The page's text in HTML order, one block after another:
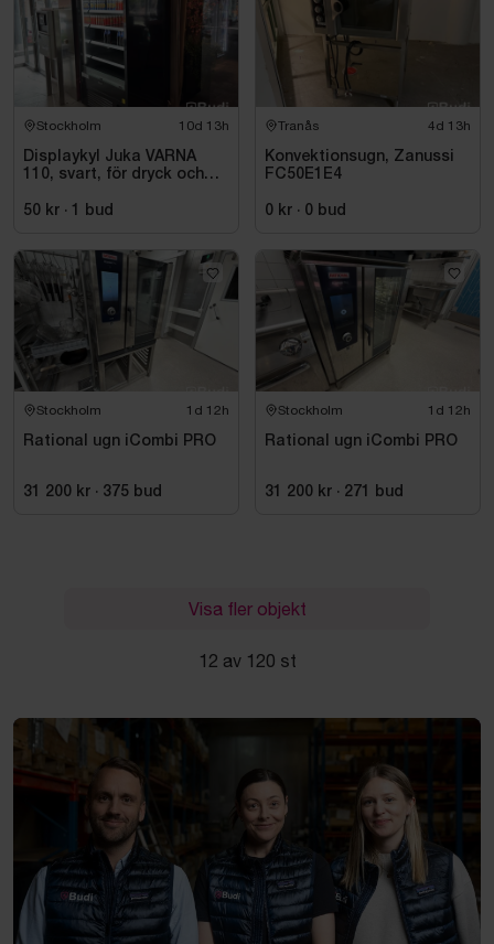
Stockholm 10d 13h
Displaykyl Juka VARNA
110, svart, för dryck och
50 kr · bud
Tranås 4d 13h
Konvektionsugn, Zanussi
FC50E1E4
0 kr · 0 bud
Stockholm 1d 12h
Rational ugn iCombi PRO
31 200 kr · 375 bud
Stockholm 1d 12h
Rational ugn iCombi PRO
31 200 kr · 271 bud
Visa fler objekt
12 av 120 st